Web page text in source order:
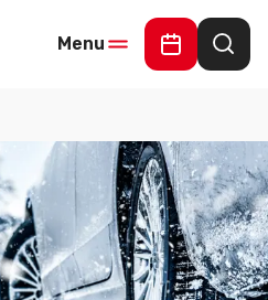
Menu
Online